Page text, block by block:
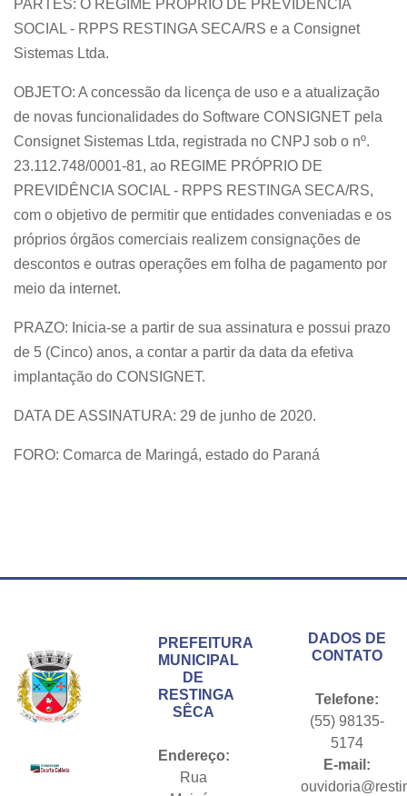
PARTES: O REGIME PRÓPRIO DE PREVIDÊNCIA
SOCIAL - RPPS RESTINGA SECA/RS e a Consignet
Sistemas Ltda.
OBJETO: A concessão da licença de uso e a atualização
de novas funcionalidades do Software CONSIGNET pela
Consignet Sistemas Ltda, registrada no CNPJ sob o nº.
23.112.748/0001-81, ao REGIME PRÓPRIO DE
PREVIDÊNCIA SOCIAL - RPPS RESTINGA SECA/RS,
com o objetivo de permitir que entidades conveniadas e os
próprios órgãos comerciais realizem consignações de
descontos e outras operações em folha de pagamento por
meio da internet.
PRAZO: Inicia-se a partir de sua assinatura e possui prazo
de 5 (Cinco) anos, a contar a partir da data da efetiva
implantação do CONSIGNET.
DATA DE ASSINATURA: 29 de junho de 2020.
FORO: Comarca de Maringá, estado do Paraná
PREFEITURA
MUNICIPAL
DE
RESTINGA
SÊCA
Endereço:
Rua
DADOS DE
CONTATO
Telefone:
(55) 98135-
5174
E-mail: